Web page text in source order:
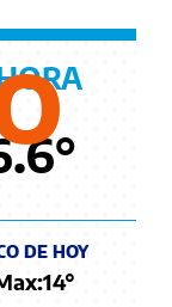
°
DE HOY
14°